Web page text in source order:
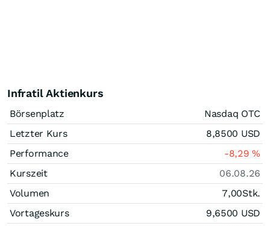
Infratil Aktienkurs
Börsenplatz
Nasdaq OTC
Letzter Kurs
8,8500 USD
Performance
-8,29%
Kurszeit
06.08.26
Volumen
7,00Stk.
Vortageskurs
9,6500 USD